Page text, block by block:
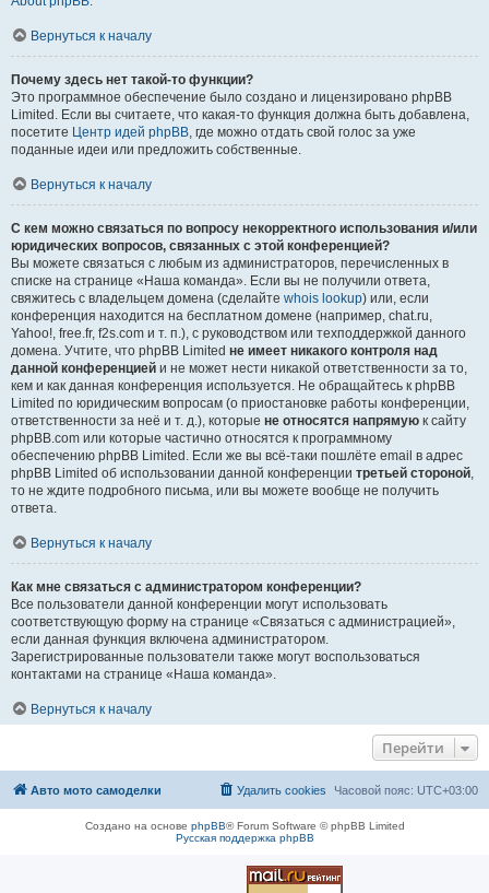
Вернуться к началу
Почему здесь нет такой-то функции?
Это программное обеспечение было создано и лицензировано phpBB
Limited. Если вы считаете, что какая-то функция должна быть добавлена,
посетите Центр идей phpBB, где можно отдать свой голос за уже
поданные идеи или предложить собственные.
Вернуться к началу
С кем можно связаться по вопросу некорректного использования и/или
юридических вопросов, связанных с этой конференцией?
Вы можете связаться с любым из администраторов, перечисленных в
списке на странице «Наша команда». Если вы не получили ответа,
свяжитесь с владельцем домена (сделайте whois lookup) или, если
конференция находится на бесплатном домене (например, chat.ru,
Yahoo!, free.fr, f2s.com и т. п.), с руководством или техподдержкой данного
домена. Учтите, что phpBB Limited не имеет никакого контроля над
данной конференцией и не может нести никакой ответственности за то,
кем и как данная конференция используется. Не обращайтесь к phpBB
Limited по юридическим вопросам (о приостановке работы конференции,
ответственности за неё и т. д.), которые не относятся напрямую к сайту
phpBB.com или которые частично относятся к программному
обеспечению phpBB Limited. Если же вы всё-таки пошлёте email в адрес
phpBB Limited об использовании данной конференции третьей стороной,
то не ждите подробного письма, или вы можете вообще не получить
ответа.
Вернуться к началу
Как мне связаться с администратором конференции?
Все пользователи данной конференции могут использовать
соответствующую форму на странице «Связаться с администрацией»,
если данная функция включена администратором.
Зарегистрированные пользователи также могут воспользоваться
контактами на странице «Наша команда».
Вернуться к началу
Перейти
Авто мото самоделки Часовой пояс: UTC+03:00
Удалить cookies
Создано на основе phpBB® Forum Software © phpBB Limited
Русская поддержка phpBB